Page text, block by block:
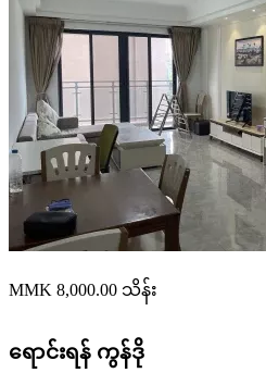
MMK 8,000.00 သိန်း
ရောင်းရန် ကွန်ဒို